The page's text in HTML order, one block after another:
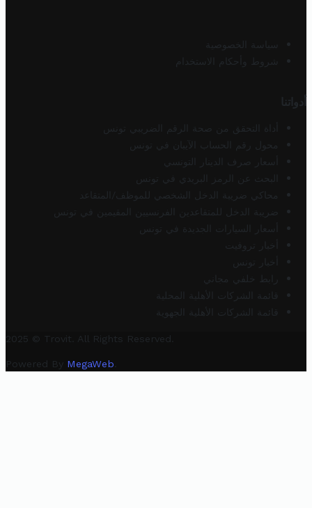
سياسة الخصوصية
شروط وأحكام الاستخدام
أدواتنا
أداة التحقق من صحة الرقم الضريبي تونس
محول رقم الحساب الآيبان في تونس
أسعار صرف الدينار التونسي
البحث عن الرمز البريدي في تونس
محاكي ضريبة الدخل الشخصي للموظف/المتقاعد
ضريبة الدخل للمتقاعدين الفرنسيين المقيمين في تونس
أسعار السيارات الجديدة في تونس
أخبار تروفيت
أخبار تونس
رابط خلفي مجاني
قائمة الشركات الأهلية المحلية
قائمة الشركات الأهلية الجهوية
2025 © Trovit. All Rights Reserved.
Powered By MegaWeb